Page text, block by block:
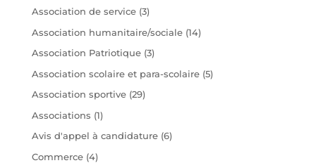
Association de service(3)
Association humanitaire/sociale(14)
Association Patriotique(3)
Association scolaire et para-scolaire(5)
Association sportive(29)
Associations (1)
Avis d'appel à candidature(6)
Commerce(4)